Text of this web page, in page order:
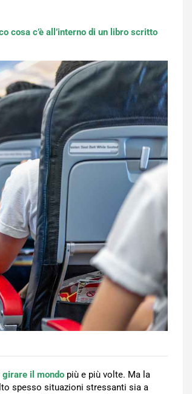
cosa c’è all’interno di un libro scritto
girare il mondo più e più volte. Ma la
spesso situazioni stressanti sia a